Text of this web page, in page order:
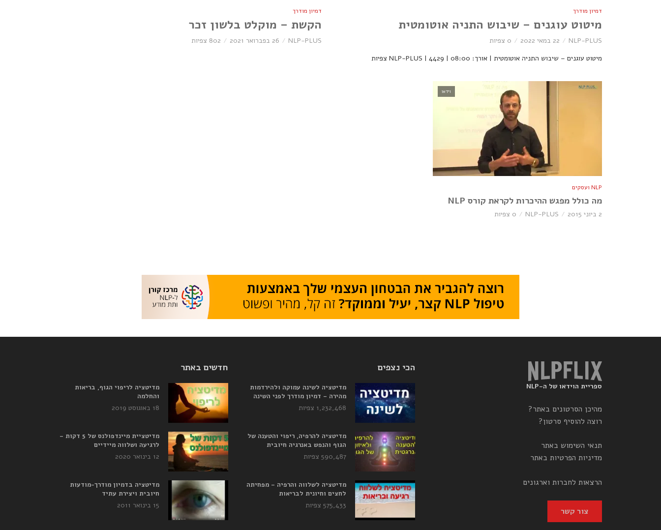
דמיון מודרך
מיטוט עוגנים – שיבוש התניה אוטומטית
NLP-PLUS 22 במאי 2022
0 צפיות
מיטוט עוגנים – שיבוש התניה אוטומטית | אורך: 08:00 | NLP-PLUS | 4429 צפיות
דמיון מודרך
הקשת – מוקלט בלשון זכר
NLP-PLUS 26 בפברואר 2021 802 צפיות
וידאו
NLP ועסקים
מה כולל מפגש ההיכרות לקראת קורס NLP
2 ביוני 2015 NLP-PLUS 0 צפיות
ספריית הוידאו של ה-NLP
מהיכן הסרטונים באתר?
רוצה להוסיף סרטון?
תנאי השימוש באתר
מדיניות הפרטיות באתר
הרצאות לחברות וארגונים
צור קשר
הכי נצפים
מדיטציה לשינה עמוקה ולהירדמות
מהירה – דמיון מודרך לפני השינה
1,232,468 צפיות
מדיטציה להרפיה, ריפוי והטענה של
הגוף והנפש באנרגיה חיובית
590,487 צפיות
מדיטציה לשלווה והרפיה – מפחיתה
לחצים וחיונית לבריאות
575,433 צפיות
חדשים באתר
מדיטציה לריפוי הגוף, בריאות
והחלמה
18 באוגוסט 2019
מדיטציית מיינדפולנס של 5 דקות –
לרגיעה ושלווה מיידיים
12 בינואר 2020
מדיטציה בדמיון מודרך-מודעות
חיובית ויצירת עתיד
15 בינואר 2011